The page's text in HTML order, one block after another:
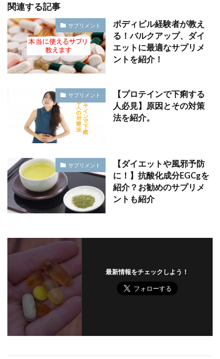
関連する記事
サプリメント
ボディビル経験者が教え
る！バルクアップ、ダイ
エットに最適なサプリメ
ントを紹介！
サプリメント
【プロテインで下痢する
人必見】原因とその対策
法を紹介。
サプリメント
【ダイエットや風邪予防
に！】抗酸化成分EGCgを
紹介？お勧めのサプリメ
ントも紹介
最新情報をチェックしよう！